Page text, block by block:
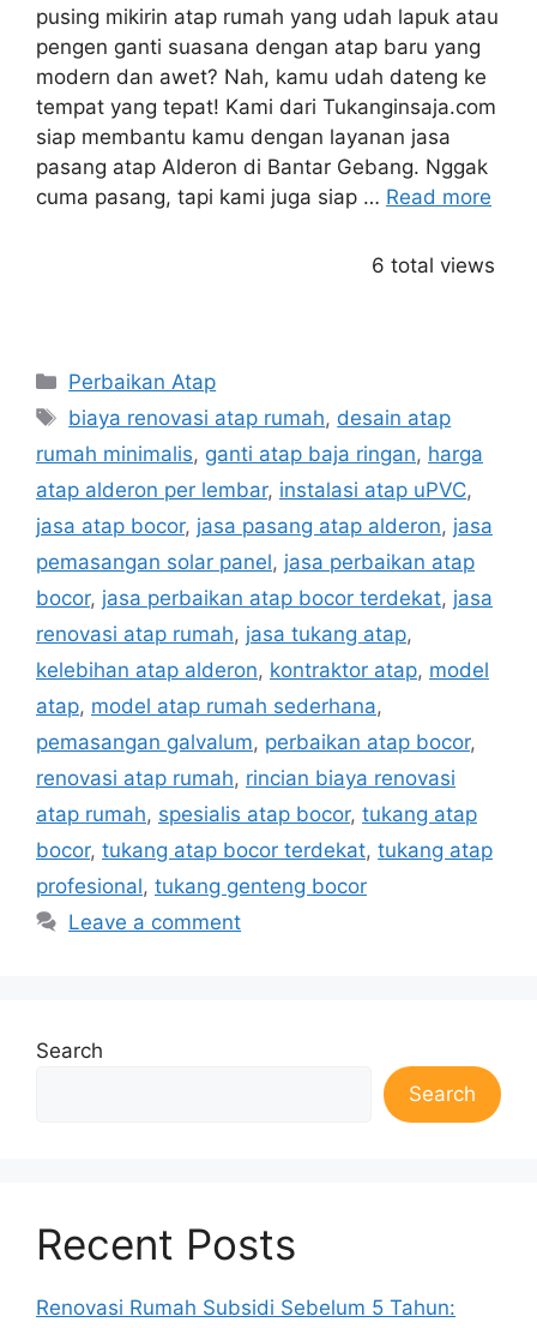
pusing mikirin atap rumah yang udah lapuk atau
pengen ganti suasana dengan atap baru yang
modern dan awet? Nah, kamu udah dateng ke
tempat yang tepat! Kami dari Tukanginsaja.com
siap membantu kamu dengan layanan jasa
pasang atap Alderon di Bantar Gebang. Nggak
cuma pasang, tapi kami juga siap … Read more
6 total views
Categories
Perbaikan Atap
Tags
biaya renovasi atap rumah, desain atap
rumah minimalis, ganti atap baja ringan, harga
atap alderon per lembar, instalasi atap uPVC,
jasa atap bocor, jasa pasang atap alderon, jasa
pemasangan solar panel, jasa perbaikan atap
bocor, jasa perbaikan atap bocor terdekat, jasa
renovasi atap rumah, jasa tukang atap,
kelebihan atap alderon, kontraktor atap, model
atap, model atap rumah sederhana,
pemasangan galvalum, perbaikan atap bocor,
renovasi atap rumah, rincian biaya renovasi
atap rumah, spesialis atap bocor, tukang atap
bocor, tukang atap bocor terdekat, tukang atap
profesional, tukang genteng bocor
Leave a comment
Search
Search
Recent Posts
Renovasi Rumah Subsidi Sebelum 5 Tahun: